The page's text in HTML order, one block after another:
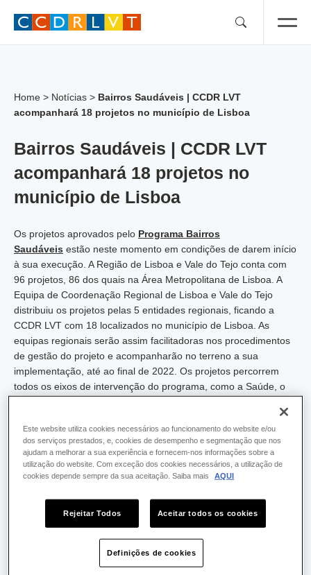
Home > Notícias > Bairros Saudáveis | CCDR LVT
acompanhará 18 projetos no município de Lisboa
Bairros Saudáveis | CCDR LVT
acompanhará 18 projetos no
município de Lisboa
Os projetos aprovados pelo Programa Bairros
Saudáveis estão neste momento em condições de darem início
à sua execução. A Região de Lisboa e Vale do Tejo conta com
96 projetos, 86 dos quais na Área Metropolitana de Lisboa. A
Equipa de Coordenação Regional de Lisboa e Vale do Tejo
distribuiu os projetos pelas 5 entidades regionais, ficando a
CCDR LVT com 18 localizados no município de Lisboa. As
equipas regionais serão assim facilitadoras nos procedimentos
de gestão do projeto e acompanharão no terreno a sua
implementação, até ao final de 2022. Os projetos percorrem
todos os eixos de intervenção do programa, como a Saúde, o
Para mais informação e notícias sobre os projetos consulte
Jornal dos Bairros Saudáveis.
Versão em língua inglesa
The projects approved by theHealthy Neighbourhoods
are now able to start their execution. The Lisbon and
Vale do Tejo Region has 96 projects, 86 of which are in the
Este website utiliza cookies necessários ao funcionamento do website e/ou
dos serviços prestados, e, cookies de desempenho e segmentação que nos
ajudam a melhorar a sua experiência e fornecem-nos informações sobre a
utilização do website. Com exceção dos cookies necessários, a utilização de
cookies depende sempre da sua aceitação. Saiba mais
AQUI
Rejeitar Todos Aceitar todos os cookies
Definições de cookies